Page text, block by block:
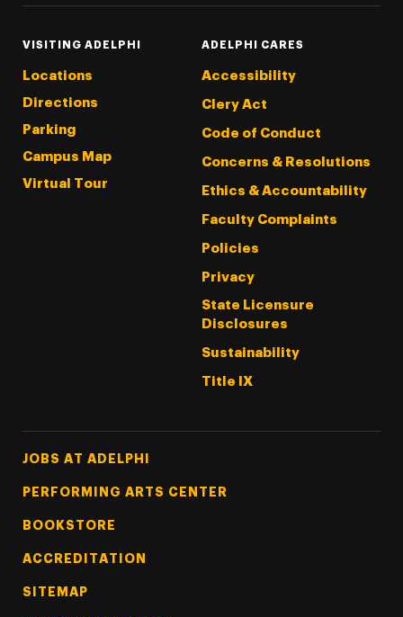
VISITING ADELPHI
Locations
Directions
Parking
Campus Map
Virtual Tour
ADELPHI CARES
Accessibility
Clery Act
Code of Conduct
Concerns & Resolutions
Ethics & Accountability
Faculty Complaints
Policies
Privacy
State Licensure
Disclosures
Sustainability
Title IX
Footer Tertiary
JOBS AT ADELPHI
PERFORMING ARTS CENTER
BOOKSTORE
ACCREDITATION
SITEMAP